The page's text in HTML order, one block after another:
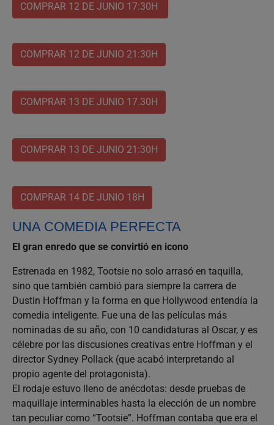
COMPRAR 12 DE JUNIO 17:30H
COMPRAR 12 DE JUNIO 21:30H
COMPRAR 13 DE JUNIO 17.30H
COMPRAR 13 DE JUNIO 21:30H
COMPRAR 14 DE JUNIO 18H
UNA COMEDIA PERFECTA
El gran enredo que se convirtió en icono
Estrenada en 1982, Tootsie no solo arrasó en taquilla,
sino que también cambió para siempre la carrera de
Dustin Hoffman y la forma en que Hollywood entendía la
comedia inteligente. Fue una de las películas más
nominadas de su año, con 10 candidaturas al Oscar, y es
célebre por las discusiones creativas entre Hoffman y el
director Sydney Pollack (que acabó interpretando al
propio agente del protagonista).
El rodaje estuvo lleno de anécdotas: desde pruebas de
maquillaje interminables hasta la elección de un nombre
tan peculiar como “Tootsie”. Hoffman contaba que era el